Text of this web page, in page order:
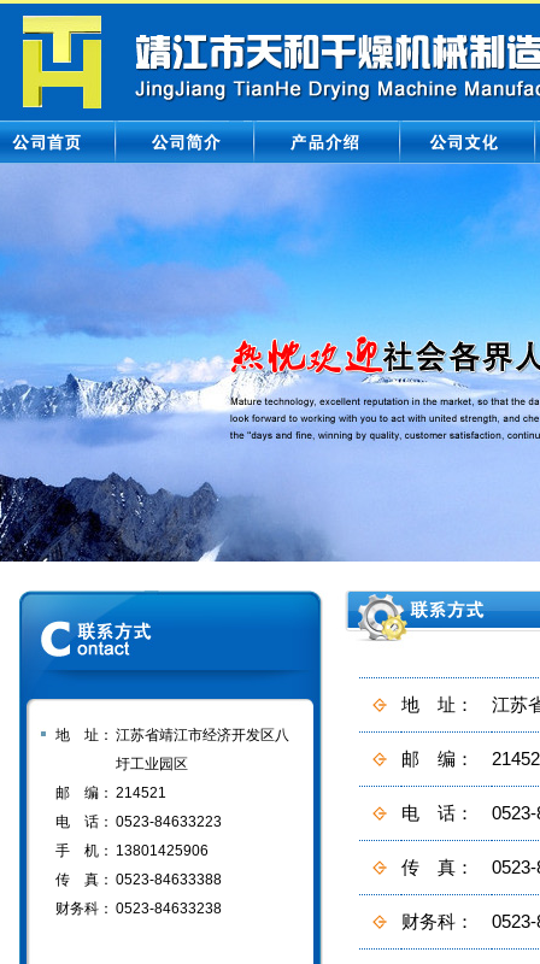
地 址： 江苏省靖江市经济开发区八
圩工业园区
邮 编： 214521
电 话： 0523-84633223
手 机： 13801425906
传 真： 0523-84633388
财务科： 0523-84633238
地 址： 江苏
邮 编：
电 话：
传 真：
财务科：